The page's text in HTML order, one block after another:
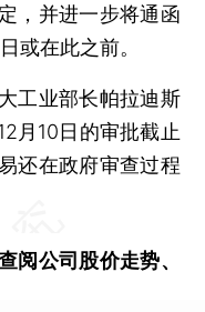
，并进一步将通函
或在此之前。
业部长帕拉迪斯
月10日的审批截止
还在政府审查过程
阅公司股价走势、